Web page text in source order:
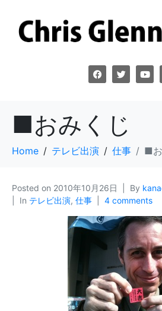
■おみくじ
Home テレビ出演 仕事 ■
Posted on 2010年10月26日 By
In テレビ出演, 仕事 4 comments